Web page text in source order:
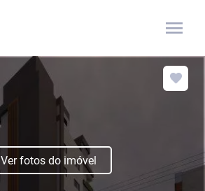
menu
Ver fotos do imóvel